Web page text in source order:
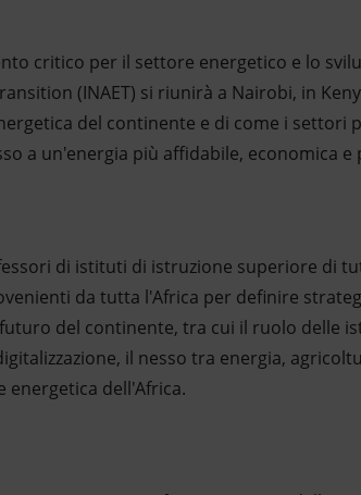
critico per il settore energetico e lo
(INAET) si riunirà a Nairobi, in
del continente e di come i settori
a un'energia più affidabile, economica e
di istituti di istruzione superiore di
da tutta l'Africa per definire
del continente, tra cui il ruolo delle
il nesso tra energia,
energetica dell'Africa.